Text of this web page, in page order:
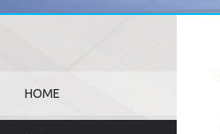
HOME